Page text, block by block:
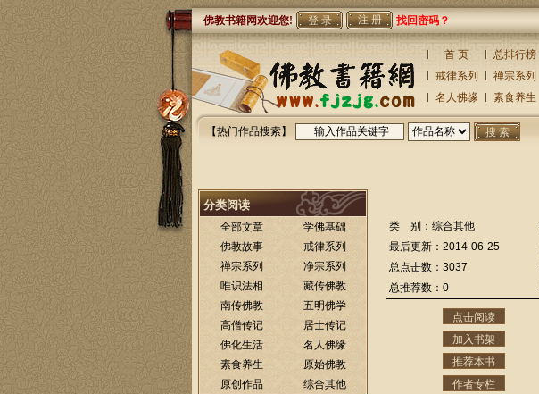
佛教书籍网欢迎您! 注 册 找回密码？
首 页 总排行榜
戒律系列
禅宗系列
名人佛缘
素食养生
【热门作品搜索】
分类阅读
全部文章
学佛基础
佛教故事
戒律系列
禅宗系列
净宗系列
唯识法相
藏传佛教
南传佛教
五明佛学
高僧传记
居士传记
佛化生活
名人佛缘
素食养生
原始佛教
原创作品
综合其他
类 别：综合其他
最后更新：2014-06-25
总点击数：3037
总推荐数：0
点击阅读
加入书架
推荐本书
作者专栏